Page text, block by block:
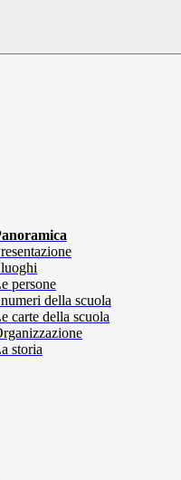
persone
della scuola
carte della scuola
storia